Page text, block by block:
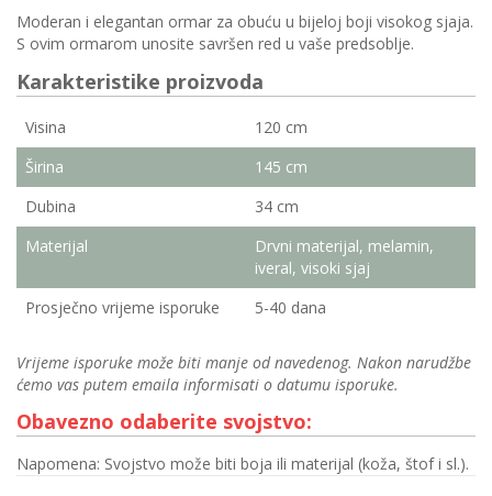
Moderan i elegantan ormar za obuću u bijeloj boji visokog sjaja.
S ovim ormarom unosite savršen red u vaše predsoblje.
Karakteristike proizvoda
Visina
120 cm
Širina
145 cm
Dubina
34 cm
Materijal
Drvni materijal, melamin,
iveral, visoki sjaj
Prosječno vrijeme isporuke
5-40 dana
Vrijeme isporuke može biti manje od navedenog. Nakon narudžbe
ćemo vas putem emaila informisati o datumu isporuke.
Obavezno odaberite svojstvo:
Napomena: Svojstvo može biti boja ili materijal (koža, štof i sl.).